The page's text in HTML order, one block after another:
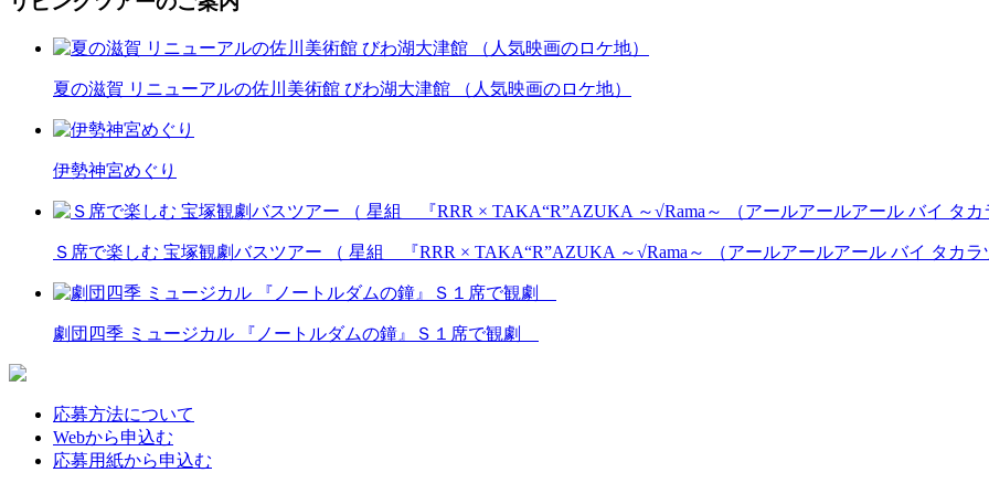
夏の滋賀 リニューアルの佐川美術館 びわ湖大津館 （人気映画のロケ地）
伊勢神宮めぐり
Ｓ席で楽しむ 宝塚観劇バスツアー （ 星組 『RRR × TAKA“R”AZUKA ～√Rama～ （アールアールアール バイ タカラ
劇団四季 ミュージカル 『ノートルダムの鐘』Ｓ１席で観劇
応募方法について
Webから申込む
応募用紙から申込む